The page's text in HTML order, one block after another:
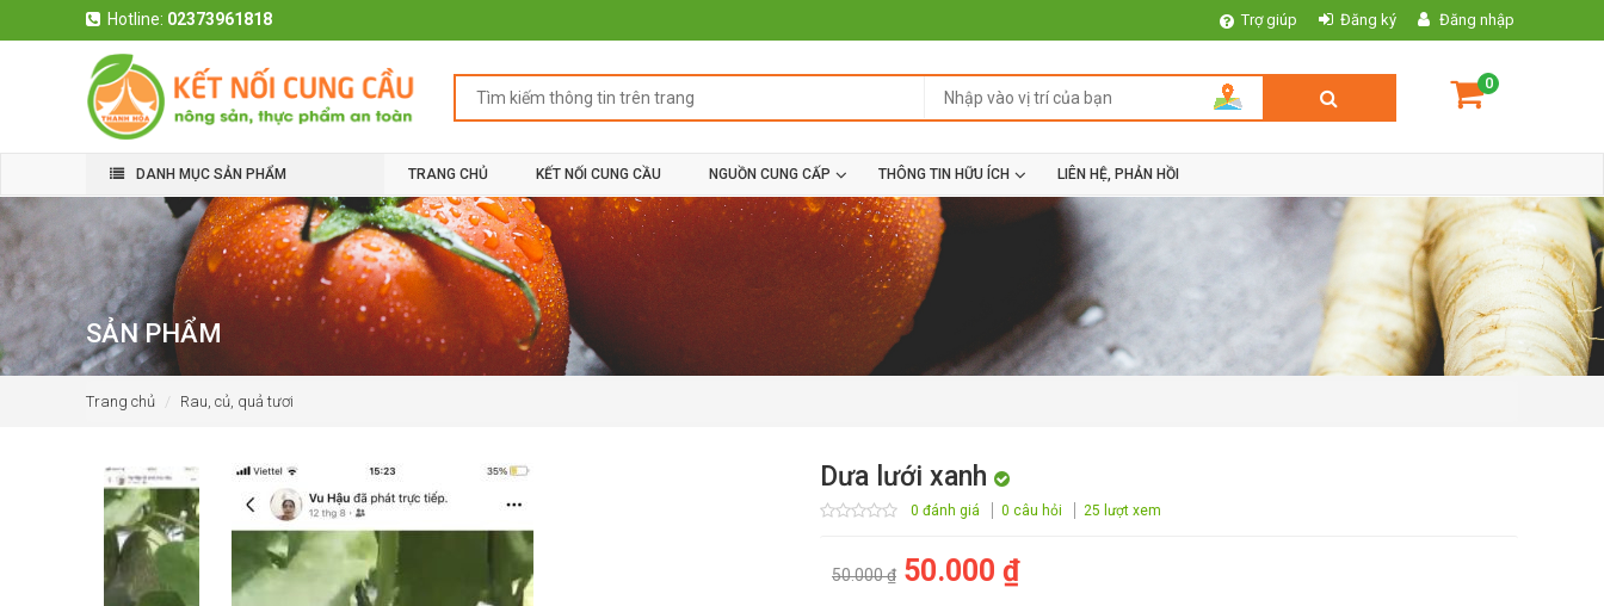
Hotline: 02373961818 Trợ giúp Đăng ký Đăng nhập
0
DANH MỤC SẢN PHẨM TRANG CHỦ KẾT NỐI CUNG CẦU NGUỒN CUNG CẤP THÔNG TIN HỮU ÍCH LIÊN HỆ, PHẢN HỒI
SẢN PHẨM
Trang chủ Rau, củ, quả tươi
Dưa lưới xanh
0 đánh giá 0 câu hỏi 25 lượt xem
50.000 ₫ 50.000 ₫